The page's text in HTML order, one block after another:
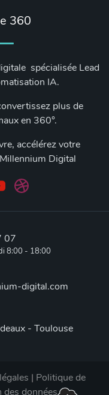
360
spécialisée Lead
IA.
plus de
en 360°.
accélérez votre
Digital
07
8:00 - 18:00
digital.com
- Toulouse
| Politique de
données